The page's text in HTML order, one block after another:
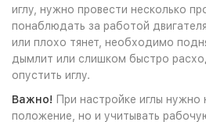
иглу, нужно провести несколько
понаблюдать за работой
или плохо тянет, необходимо
дымлит или слишком быстро
опустить иглу.
Важно! При настройке иглы нужно
положение, но и учитывать